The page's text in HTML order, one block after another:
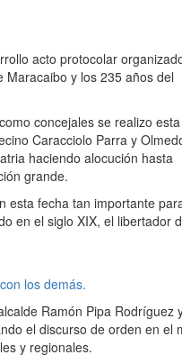
acto protocolar
y los 235 años del
concejales se realizo esta
Caracciolo Parra y
haciendo alocución hasta
grande.
esta fecha tan importante
en el siglo XIX, el libertador
los demás.
Ramón Pipa Rodríguez
el discurso de orden en el
y regionales.